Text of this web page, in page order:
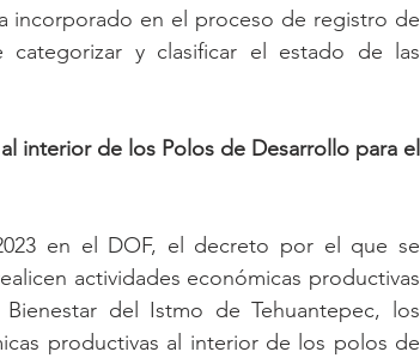
incorporado en el proceso de registro de
y clasificar el estado de las
interior de los Polos de Desarrollo para el
en el DOF, el decreto por el que se
actividades económicas productivas
del Istmo de Tehuantepec, los
productivas al interior de los polos de